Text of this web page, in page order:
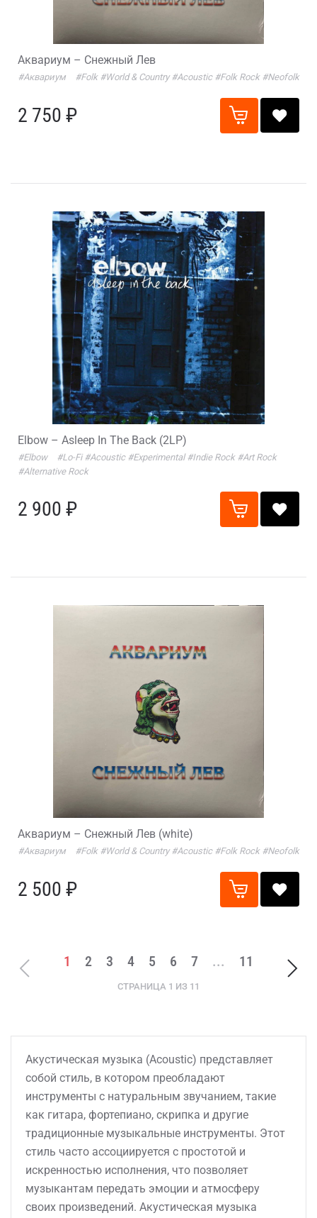
Аквариум – Снежный Лев
#Аквариум #Folk #World & Country #Acoustic #Folk Rock #Neofolk
2 750 ₽
Elbow – Asleep In The Back (2LP)
#Elbow #Lo-Fi #Acoustic #Experimental #Indie Rock #Art Rock
#Alternative Rock
2 900 ₽
Аквариум – Снежный Лев (white)
#Аквариум #Folk #World & Country #Acoustic #Folk Rock #Neofolk
2 500 ₽
1 2 3 4 5 6 7 ... 11
СТРАНИЦА 1 ИЗ 11
Акустическая музыка (Acoustic) представляет
собой стиль, в котором преобладают
инструменты с натуральным звучанием, такие
как гитара, фортепиано, скрипка и другие
традиционные музыкальные инструменты. Этот
стиль часто ассоциируется с простотой и
искренностью исполнения, что позволяет
музыкантам передать эмоции и атмосферу
своих произведений. Акустическая музыка